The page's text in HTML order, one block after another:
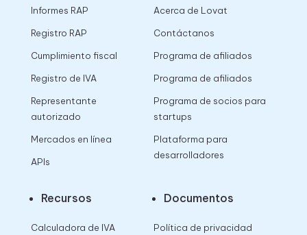
Informes RAP
Registro RAP
Cumplimiento fiscal
Registro de IVA
Representante
autorizado
Mercados en línea
APIs
Acerca de Lovat
Contáctanos
Programa de afiliados
Programa de afiliados
Programa de socios para
startups
Plataforma para
desarrolladores
Recursos
Calculadora de IVA
Documentos
Política de privacidad